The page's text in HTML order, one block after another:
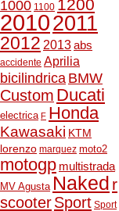
1000 1100 1200
20102011
2012 2013abs
accidente Aprilia
bicilindrica BMW
Custom Ducati
electrica F Honda
Kawasaki KTM
lorenzo marquez moto2
motogp multistrada
MV Agusta Naked r
scooterSport Sport